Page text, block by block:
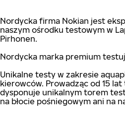
Nordycka firma Nokian jest
naszym ośrodku testowym w
Pirhonen.
Nordycka marka premium
Unikalne testy w zakresie
kierowców. Prowadząc od 15
dysponuje unikalnym torem
na błocie pośniegowym ani na